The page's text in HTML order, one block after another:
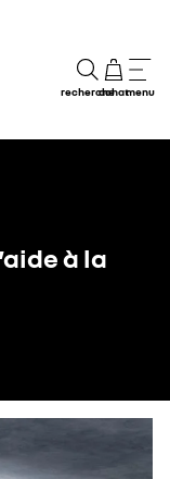
rechercheachatmenu
à la